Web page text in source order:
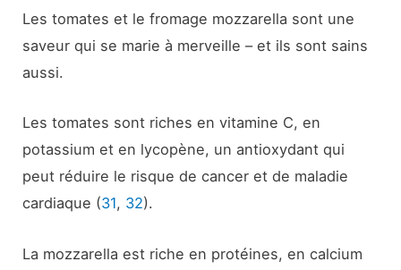
Les tomates et le fromage mozzarella sont une
saveur qui se marie à merveille – et ils sont sains
aussi.
Les tomates sont riches en vitamine C, en
potassium et en lycopène, un antioxydant qui
peut réduire le risque de cancer et de maladie
cardiaque (31, 32).
La mozzarella est riche en protéines, en calcium